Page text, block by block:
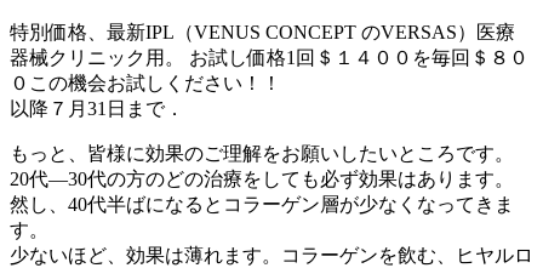
特別価格、最新IPL（VENUS CONCEPT のVERSAS）医療
器械クリニック用。 お試し価格1回＄１４００を毎回＄８０
０この機会お試しください！！
以降７月31日まで．
もっと、皆様に効果のご理解をお願いしたいところです。
20代―30代の方のどの治療をしても必ず効果はあります。
然し、40代半ばになるとコラーゲン層が少なくなってきま
す。
少ないほど、効果は薄れます。コラーゲンを飲む、ヒヤルロ